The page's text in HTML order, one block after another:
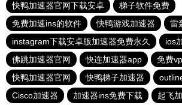
快鸭加速器官网下载安卓
梯子软件免费
免费加速ins的软件
快鸭游戏加速器
雷
instagram下载安卓版加速器免费永久
ios
佛跳加速器官网
快连加速器app
免费
快鸭加速器官网
快鸭梯子加速器
Cisco加速器
加速器ins免费下载 起飞